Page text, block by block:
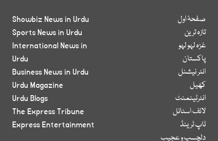
صفحۂ اول
تازہ ترین
غزہ لہو لہو
پاکستان
انٹر نیشنل
کھیل
انٹرٹینمنٹ
لائف اسٹائل
ٹاپ ٹرینڈ
دلچسپ و عجیب
Showbiz News in Urdu
Sports News in Urdu
International News in
Urdu
Business News in Urdu
Urdu Magazine
Urdu Blogs
The Express Tribune
Express Entertainment